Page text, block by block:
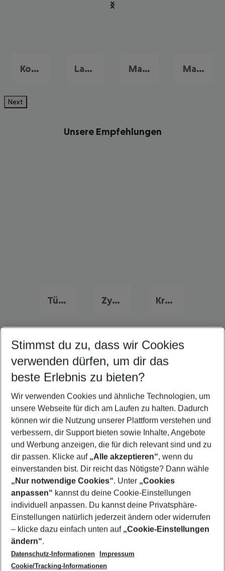
Kos Stadt Lambi Mastichari Mamari
Next
Unsere Empfehlungen
Türkei Frühbucher Angebote Zypern Flug & Hotel Kroatien Flug & Hotel
Quicklinks
Familienurlaub Psalidi
Urlaub Psalidi
Flug & Hotel Psalidi
Last Minute Psalidi
Pauschalreisen Psalidi
Footer
Footer navigation
Über uns
AGB
Bestpreisgarantie
Cookie-Einstellungen ändern
Agenturbetreuung
Barrierefreies Reisen
Folge uns
Stimmst du zu, dass wir Cookies
verwenden dürfen, um dir das
beste Erlebnis zu bieten?
Wir verwenden Cookies und ähnliche Technologien, um
unsere Webseite für dich am Laufen zu halten. Dadurch
können wir die Nutzung unserer Plattform verstehen und
verbessern, dir Support bieten sowie Inhalte, Angebote
und Werbung anzeigen, die für dich relevant sind und zu
dir passen. Klicke auf „Alle akzeptieren“, wenn du
einverstanden bist. Dir reicht das Nötigste? Dann wähle
„Nur notwendige Cookies“. Unter „Cookies
anpassen“ kannst du deine Cookie-Einstellungen
individuell anpassen. Du kannst deine Privatsphäre-
Einstellungen natürlich jederzeit ändern oder widerrufen
– klicke dazu einfach unten auf „Cookie-Einstellungen
ändern“.
Datenschutz-Informationen
Impressum
Cookie/Tracking-Informationen